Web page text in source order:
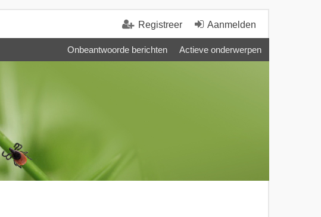
Aanmelden
Registreer
Onbeantwoorde berichten Actieve onderwerpen